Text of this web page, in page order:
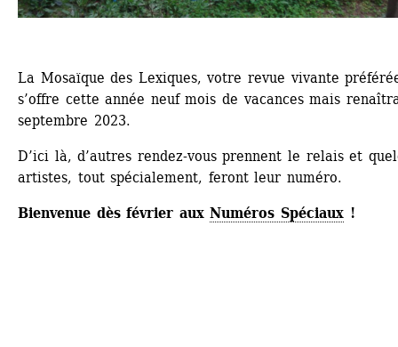
La Mosaïque des Lexiques, votre revue vivante
s’offre cette année neuf mois de vacances mais
septembre 2023.
D’ici là, d’autres rendez-vous prennent le relais et
artistes, tout spécialement, feront leur numéro.
Bienvenue dès février aux Numéros Spéciaux !